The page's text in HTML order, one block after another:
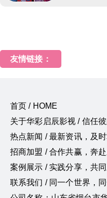
友情链接：
首页 / HOME
关于华彩启辰影视 / 信任
热点新闻 / 最新资讯，及
招商加盟 / 合作共赢，奔
案例展示 / 实践分享，共
联系我们 / 同一个世界，